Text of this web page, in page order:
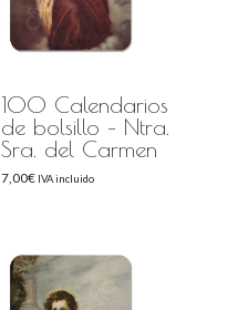
100 Calendarios
de bolsillo – Ntra.
Sra. del Carmen
7,00€ IVA incluido